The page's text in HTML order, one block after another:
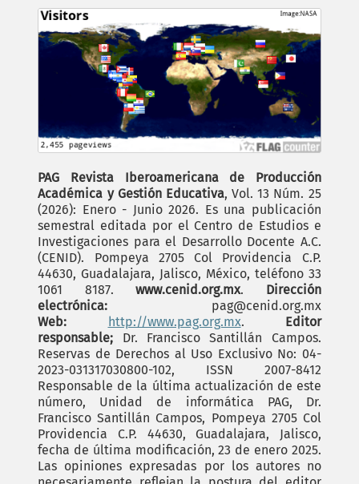
PAG Revista Iberoamericana de Producción
Académica y Gestión Educativa, Vol. 13 Núm. 25
(2026): Enero - Junio 2026. Es una publicación
semestral editada por el Centro de Estudios e
Investigaciones para el Desarrollo Docente A.C.
(CENID). Pompeya 2705 Col Providencia C.P.
44630, Guadalajara, Jalisco, México, teléfono 33
1061 8187.www.cenid.org.mx. Dirección
electrónica: pag@cenid.org.mx
Web:
http://www.pag.org.mx.
Editor
responsable; Dr. Francisco Santillán Campos.
Reservas de Derechos al Uso Exclusivo No: 04-
2023-031317030800-102, ISSN 2007-8412
Responsable de la última actualización de este
número, Unidad de informática PAG, Dr.
Francisco Santillán Campos, Pompeya 2705 Col
Providencia C.P. 44630, Guadalajara, Jalisco,
fecha de última modificación, 23 de enero 2025.
Las opiniones expresadas por los autores no